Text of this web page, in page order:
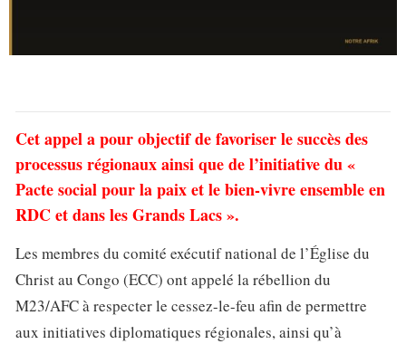
Cet appel a pour objectif de favoriser le succès des
processus régionaux ainsi que de l’initiative du «
Pacte social pour la paix et le bien-vivre ensemble en
RDC et dans les Grands Lacs ».
Les membres du comité exécutif national de l’Église du
Christ au Congo (ECC) ont appelé la rébellion du
M23/AFC à respecter le cessez-le-feu afin de permettre
aux initiatives diplomatiques régionales, ainsi qu’à